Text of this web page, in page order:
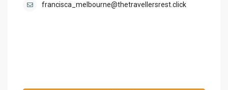
francisca_melbourne@thetravellersrest.click